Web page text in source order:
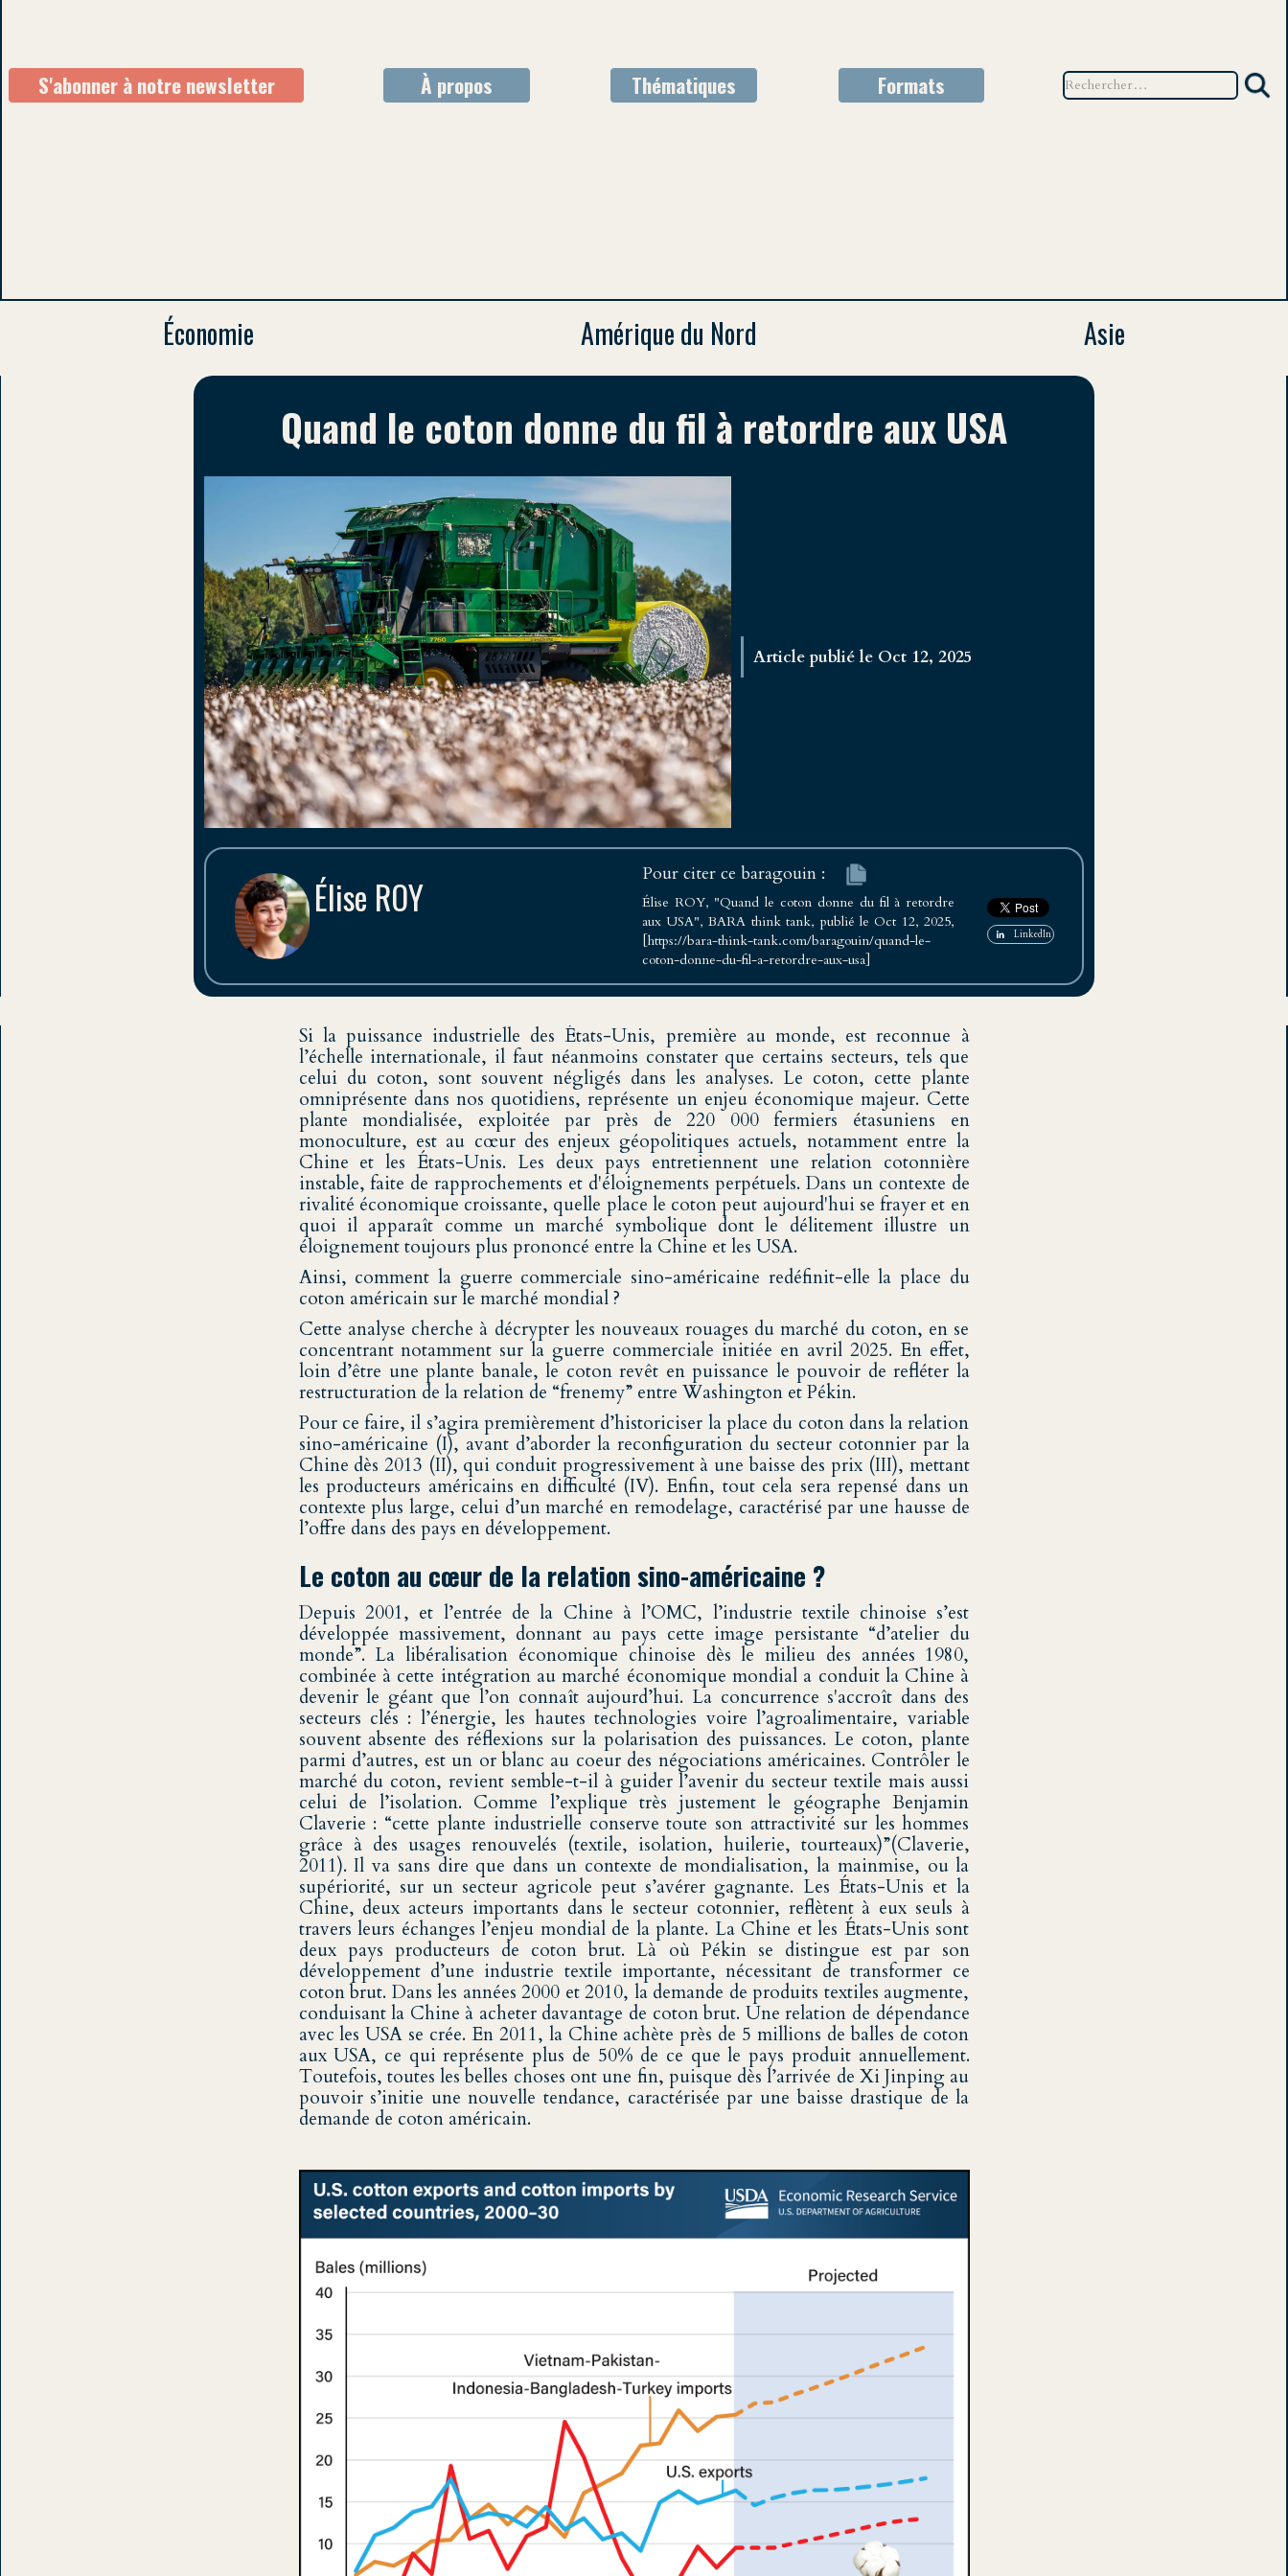
S'abonner à notre newsletter À propos Thématiques Formats
Économie Amérique du Nord Asie
Quand le coton donne du fil à retordre aux USA
Article publié le Oct 12, 2025
Élise ROY
Sciences Po Strasbourg
Pour citer ce baragouin :
Élise ROY, "Quand le coton donne du fil à retordre
aux USA", BARA think tank, publié le Oct 12, 2025,
[https://bara-think-tank.com/baragouin/quand-le-
coton-donne-du-fil-a-retordre-aux-usa]
LinkedIn
Si la puissance industrielle des États-Unis, première au monde, est reconnue à
l’échelle internationale, il faut néanmoins constater que certains secteurs, tels que
celui du coton, sont souvent négligés dans les analyses. Le coton, cette plante
omniprésente dans nos quotidiens, représente un enjeu économique majeur. Cette
plante mondialisée, exploitée par près de 220 000 fermiers étasuniens en
monoculture, est au cœur des enjeux géopolitiques actuels, notamment entre la
Chine et les États-Unis. Les deux pays entretiennent une relation cotonnière
instable, faite de rapprochements et d'éloignements perpétuels. Dans un contexte de
rivalité économique croissante, quelle place le coton peut aujourd'hui se frayer et en
quoi il apparaît comme un marché symbolique dont le délitement illustre un
éloignement toujours plus prononcé entre la Chine et les USA.
Ainsi, comment la guerre commerciale sino-américaine redéfinit-elle la place du
coton américain sur le marché mondial ?
Cette analyse cherche à décrypter les nouveaux rouages du marché du coton, en se
concentrant notamment sur la guerre commerciale initiée en avril 2025. En effet,
loin d’être une plante banale, le coton revêt en puissance le pouvoir de refléter la
restructuration de la relation de “frenemy” entre Washington et Pékin.
Pour ce faire, il s’agira premièrement d’historiciser la place du coton dans la relation
sino-américaine (I), avant d’aborder la reconfiguration du secteur cotonnier par la
Chine dès 2013 (II), qui conduit progressivement à une baisse des prix (III), mettant
les producteurs américains en difficulté (IV). Enfin, tout cela sera repensé dans un
contexte plus large, celui d’un marché en remodelage, caractérisé par une hausse de
l’offre dans des pays en développement.
Le coton au cœur de la relation sino-américaine ?
Depuis 2001, et l’entrée de la Chine à l’OMC, l’industrie textile chinoise s’est
développée massivement, donnant au pays cette image persistante “d’atelier du
monde”. La libéralisation économique chinoise dès le milieu des années 1980,
combinée à cette intégration au marché économique mondial a conduit la Chine à
devenir le géant que l’on connaît aujourd’hui. La concurrence s'accroît dans des
secteurs clés : l’énergie, les hautes technologies voire l’agroalimentaire, variable
souvent absente des réflexions sur la polarisation des puissances. Le coton, plante
parmi d’autres, est un or blanc au coeur des négociations américaines. Contrôler le
marché du coton, revient semble-t-il à guider l’avenir du secteur textile mais aussi
celui de l’isolation. Comme l’explique très justement le géographe Benjamin
Claverie : “cette plante industrielle conserve toute son attractivité sur les hommes
grâce à des usages renouvelés (textile, isolation, huilerie, tourteaux)”(Claverie,
2011). Il va sans dire que dans un contexte de mondialisation, la mainmise, ou la
supériorité, sur un secteur agricole peut s’avérer gagnante. Les États-Unis et la
Chine, deux acteurs importants dans le secteur cotonnier, reflètent à eux seuls à
travers leurs échanges l’enjeu mondial de la plante. La Chine et les États-Unis sont
deux pays producteurs de coton brut. Là où Pékin se distingue est par son
développement d’une industrie textile importante, nécessitant de transformer ce
coton brut. Dans les années 2000 et 2010, la demande de produits textiles augmente,
conduisant la Chine à acheter davantage de coton brut. Une relation de dépendance
avec les USA se crée. En 2011, la Chine achète près de 5 millions de balles de coton
aux USA, ce qui représente plus de 50% de ce que le pays produit annuellement.
Toutefois, toutes les belles choses ont une fin, puisque dès l’arrivée de Xi Jinping au
pouvoir s’initie une nouvelle tendance, caractérisée par une baisse drastique de la
demande de coton américain.